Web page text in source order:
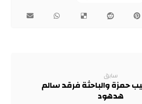
سابق
حمزة والباحثة فرقد سالم
هدهود